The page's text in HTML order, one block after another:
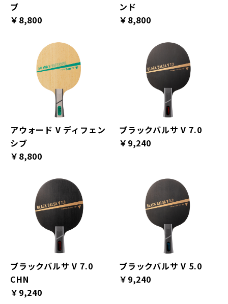
ブ
￥8,800
ンド
￥8,800
アウォード V ディフェン
シブ
￥8,800
ブラックバルサ V 7.0
￥9,240
ブラックバルサ V 7.0
CHN
￥9,240
ブラックバルサ V 5.0
￥9,240